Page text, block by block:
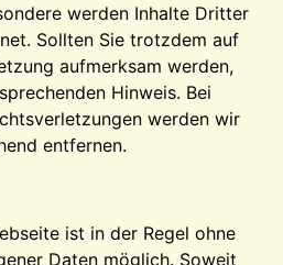
werden Inhalte Dritter
Sollten Sie trotzdem auf
aufmerksam werden,
Hinweis. Bei
werden wir
entfernen.
ist in der Regel ohne
Daten möglich. Soweit